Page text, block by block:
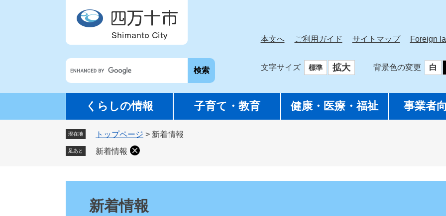
G
カ
ス
検
本文へ ご利用ガイド サイトマップ Foreign
文字サイズ 標準 拡大 背景色の変更 白
くらしの情報 子育て・教育 健康・医療・福祉 事業者
現在地 トップページ > 新着情報
足あと 新着情報
新着情報